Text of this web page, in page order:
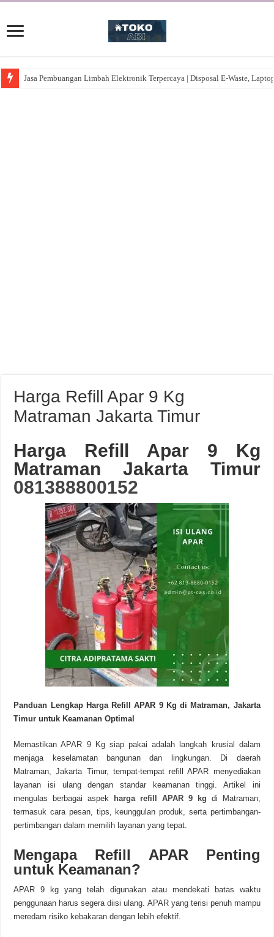
Jasa Pembuangan Limbah Elektronik Terpercaya | Disposal E-Waste,
Harga Refill Apar 9 Kg
Matraman Jakarta Timur
Harga Refill Apar 9 Kg
Matraman Jakarta Timur
081388800152
Panduan Lengkap Harga Refill APAR 9 Kg di Matraman, Jakarta
Timur untuk Keamanan Optimal
Memastikan APAR 9 Kg siap pakai adalah langkah krusial dalam
menjaga keselamatan bangunan dan lingkungan. Di daerah
Matraman, Jakarta Timur, tempat-tempat refill APAR menyediakan
layanan isi ulang dengan standar keamanan tinggi. Artikel ini
mengulas berbagai aspek
harga refill APAR 9 kg di Matraman,
termasuk cara pesan, tips, keunggulan produk, serta pertimbangan-
pertimbangan dalam memilih layanan yang tepat.
Mengapa Refill APAR Penting
untuk Keamanan?
APAR 9 kg yang telah digunakan atau mendekati batas waktu
penggunaan harus segera diisi ulang. APAR yang terisi penuh mampu
meredam risiko kebakaran dengan lebih efektif.